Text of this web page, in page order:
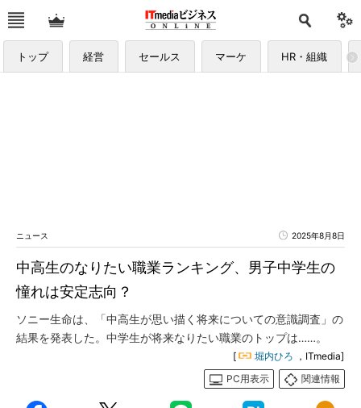
トップ 経営 セールス マーケ HR・組織
ニュース 2025年8月8日
中高生のなりたい職業ランキング、男子中学生の
憧れは安定志向？
ソニー生命は、「中高生が思い描く将来についての意識調査」の
結果を発表した。中学生が将来なりたい職業のトップは……。
[ 堀内ひろ ，ITmedia]
PC用表示
関連情報